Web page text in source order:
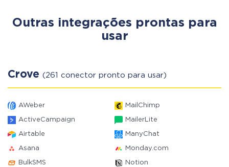
Outras integrações prontas para
usar
Crove (261 conector pronto para usar)
AWeber MailChimp
ActiveCampaign MailerLite
Airtable ManyChat
Asana Monday.com
BulkSMS Notion